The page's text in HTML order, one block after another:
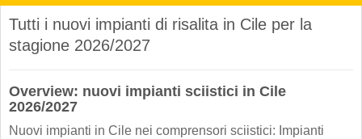
Tutti i nuovi impianti di risalita in Cile per la
stagione 2026/2027
Overview: nuovi impianti sciistici in Cile
2026/2027
Nuovi impianti in Cile nei comprensori sciistici: Impianti